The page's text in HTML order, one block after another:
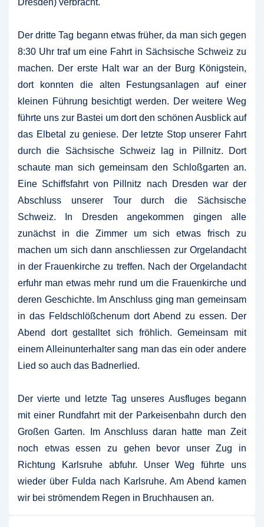
Dresden) verbracht.
Der dritte Tag begann etwas früher, da man sich gegen
8:30 Uhr traf um eine Fahrt in Sächsische Schweiz zu
machen. Der erste Halt war an der Burg Königstein,
dort konnten die alten Festungsanlagen auf einer
kleinen Führung besichtigt werden. Der weitere Weg
führte uns zur Bastei um dort den schönen Ausblick auf
das Elbetal zu geniese. Der letzte Stop unserer Fahrt
durch die Sächsische Schweiz lag in Pillnitz. Dort
schaute man sich gemeinsam den Schloßgarten an.
Eine Schiffsfahrt von Pillnitz nach Dresden war der
Abschluss unserer Tour durch die Sächsische
Schweiz. In Dresden angekommen gingen alle
zunächst in die Zimmer um sich etwas frisch zu
machen um sich dann anschliessen zur Orgelandacht
in der Frauenkirche zu treffen. Nach der Orgelandacht
erfuhr man etwas mehr rund um die Frauenkirche und
deren Geschichte. Im Anschluss ging man gemeinsam
in das Feldschlößchenum dort Abend zu essen. Der
Abend dort gestalltet sich fröhlich. Gemeinsam mit
einem Alleinunterhalter sang man das ein oder andere
Lied so auch das Badnerlied.
Der vierte und letzte Tag unseres Ausfluges begann
mit einer Rundfahrt mit der Parkeisenbahn durch den
Großen Garten. Im Anschluss daran hatte man Zeit
noch etwas essen zu gehen bevor unser Zug in
Richtung Karlsruhe abfuhr. Unser Weg führte uns
wieder über Fulda nach Karlsruhe. Am Abend kamen
wir bei strömendem Regen in Bruchhausen an.